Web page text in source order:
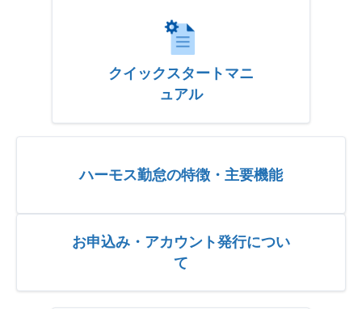
クイックスタートマニ
ュアル
ハーモス勤怠の特徴・主要機能
お申込み・アカウント発行につい
て